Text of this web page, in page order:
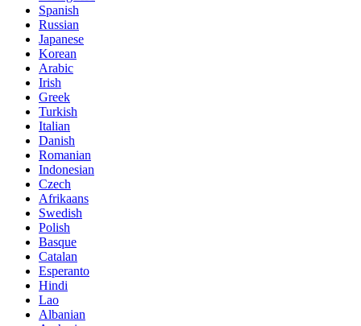
Spanish
Russian
Japanese
Korean
Arabic
Irish
Greek
Turkish
Italian
Danish
Romanian
Indonesian
Czech
Afrikaans
Swedish
Polish
Basque
Catalan
Esperanto
Hindi
Lao
Albanian